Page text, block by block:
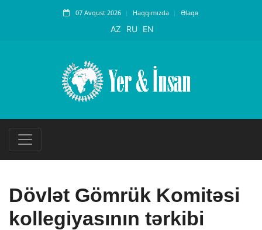
07 Avqust 2026 Haqqımızda Əlaqə
AZ RU EN
Dövlət Gömrük Komitəsi
kollegiyasının tərkibi